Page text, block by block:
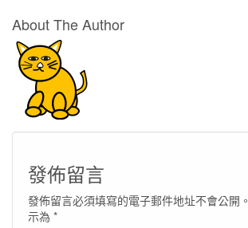
About The Author
發佈留言
發佈留言必須填寫的電子郵件地址不會公開。
示為 *